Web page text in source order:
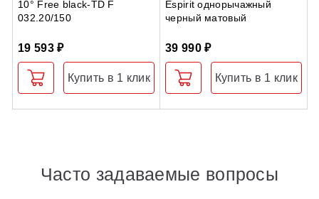
10° Free black-TD F
032.20/150
19 593 ₽
Купить в 1 клик
Espirit однорычажный
черный матовый
39 990 ₽
Купить в 1 клик
Часто задаваемые вопросы